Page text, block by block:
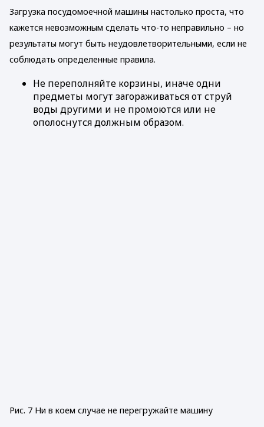
Загрузка посудомоечной машины настолько проста, что
кажется невозможным сделать что-то неправильно – но
результаты могут быть неудовлетворительными, если не
соблюдать определенные правила.
Не переполняйте корзины, иначе одни
предметы могут загораживаться от струй
воды другими и не промоются или не
ополоснутся должным образом.
Рис. 7 Ни в коем случае не перегружайте машину